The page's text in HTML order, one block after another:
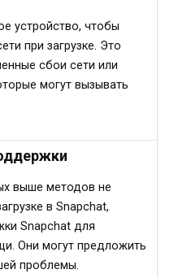
устройство, чтобы
при загрузке. Это
сбои сети или
могут вызывать
выше методов не
в Snapchat,
Snapchat для
Они могут предложить
проблемы.